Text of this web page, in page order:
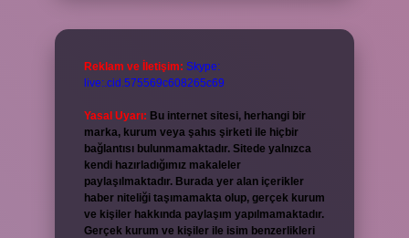
Reklam ve İletişim: Skype:
live:.cid.575569c608265c69
Yasal Uyarı: Bu internet sitesi, herhangi bir
marka, kurum veya şahıs şirketi ile hiçbir
bağlantısı bulunmamaktadır. Sitede yalnızca
kendi hazırladığımız makaleler
paylaşılmaktadır. Burada yer alan içerikler
haber niteliği taşımamakta olup, gerçek kurum
ve kişiler hakkında paylaşım yapılmamaktadır.
Gerçek kurum ve kişiler ile isim benzerlikleri